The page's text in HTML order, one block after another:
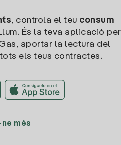
, controla el teu consum
És la teva aplicació per
aportar la lectura del
els teus contractes.
més